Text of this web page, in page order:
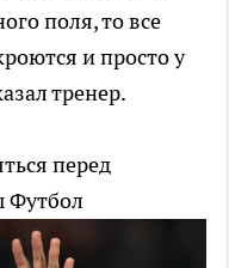
поля, то все
и просто у
тренер.
перед
Футбол